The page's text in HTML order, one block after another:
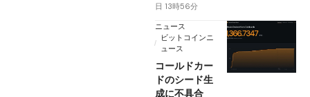
日 13時56分
ニュース
ビットコインニ
ュース
コールドカー
ドのシード生
成に不具合